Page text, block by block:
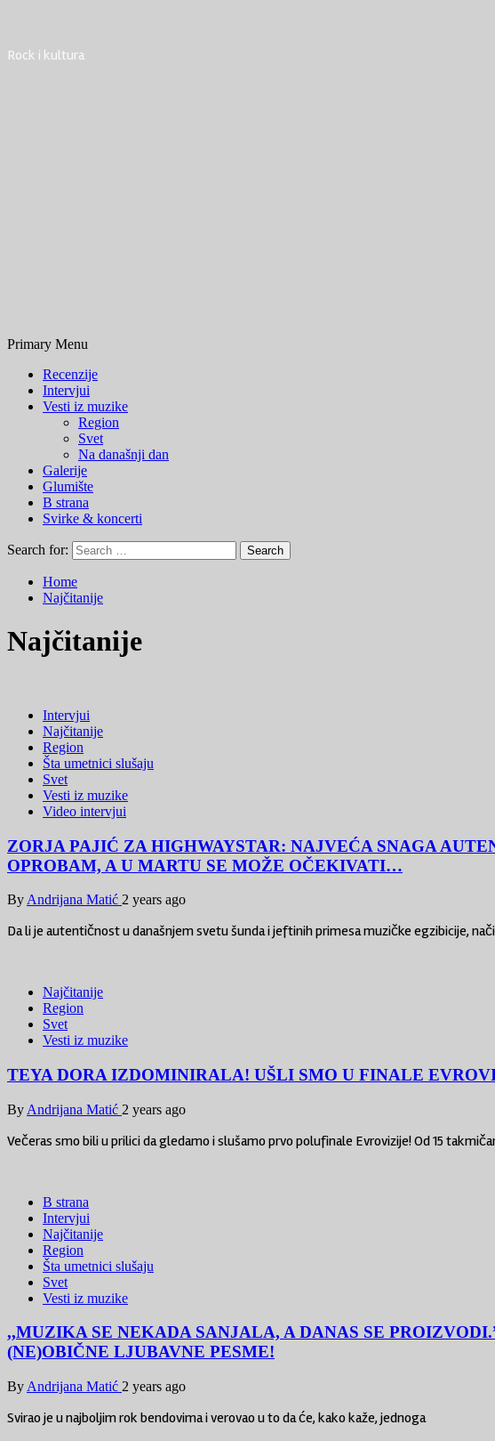
Rock i kultura
Primary Menu
Recenzije
Intervjui
Vesti iz muzike
Region
Svet
Na današnji dan
Galerije
Glumište
B strana
Svirke & koncerti
Search for:
Home
Najčitanije
Najčitanije
Intervjui
Najčitanije
Region
Šta umetnici slušaju
Svet
Vesti iz muzike
Video intervjui
ZORJA PAJIĆ ZA HIGHWAYSTAR: NAJVEĆA SNAGA
OPROBAM, A U MARTU SE MOŽE OČEKIVATI…
By Andrijana Matić 2 years ago
Da li je autentičnost u današnjem svetu šunda i jeftinih primesa muzičke egzibicije,
Najčitanije
Region
Svet
Vesti iz muzike
TEYA DORA IZDOMINIRALA! UŠLI SMO U FINALE
By Andrijana Matić 2 years ago
Večeras smo bili u prilici da gledamo i slušamo prvo polufinale Evrovizije! Od 15
B strana
Intervjui
Najčitanije
Region
Šta umetnici slušaju
Svet
Vesti iz muzike
,,MUZIKA SE NEKADA SANJALA, A DANAS SE
(NE)OBIČNE LJUBAVNE PESME!
By Andrijana Matić 2 years ago
Svirao je u najboljim rok bendovima i verovao u to da će, kako kaže, jednoga